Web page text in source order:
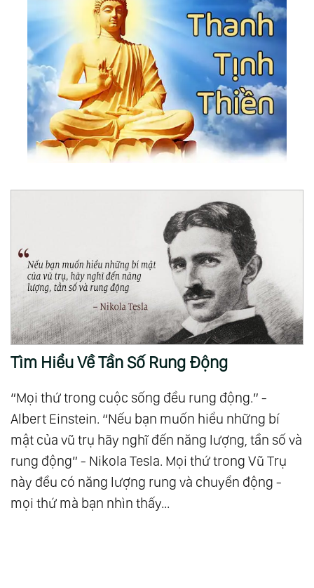
Tìm Hiểu Về Tần Số Rung Động
“Mọi thứ trong cuộc sống đều rung động.” -
Albert Einstein. “Nếu bạn muốn hiểu những bí
mật của vũ trụ hãy nghĩ đến năng lượng, tần số và
rung động” - Nikola Tesla. Mọi thứ trong Vũ Trụ
này đều có năng lượng rung và chuyển động -
mọi thứ mà bạn nhìn thấy...